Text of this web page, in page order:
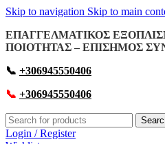
Skip to navigation Skip to main
ΕΠΑΓΓΕΛΜΑΤΙΚΟΣ
ΠΟΙΟΤΗΤΑΣ – ΕΠΙΣΗΜΟΣ
📞 +306945550406
📞 +306945550406
Login / Register